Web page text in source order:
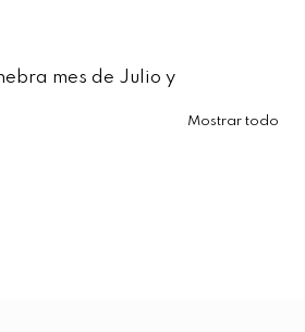
mes de Julio y
Mostrar todo